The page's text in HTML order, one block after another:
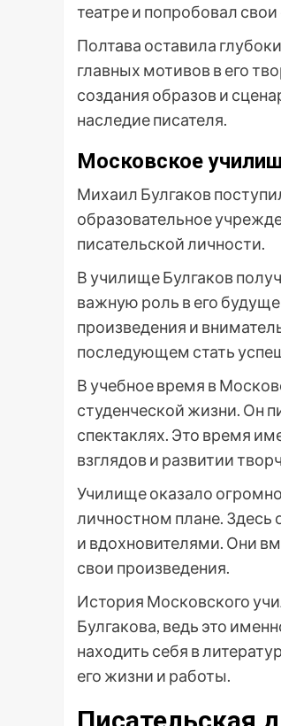
театре и попробовал
Полтава оставила
главных мотивов в его
создания образов и
наследие писателя.
Московское
Михаил Булгаков
образовательное
писательской личности.
В училище Булгаков
важную роль в его
произведения и
последующем стать
В учебное время в
студенческой жизни. Он
спектаклях. Это время
взглядов и развитии
Училище оказало
личностном плане. Здесь
и вдохновителями. Они
свои произведения.
История Московского
Булгакова, ведь это
находить себя в
его жизни и работы.